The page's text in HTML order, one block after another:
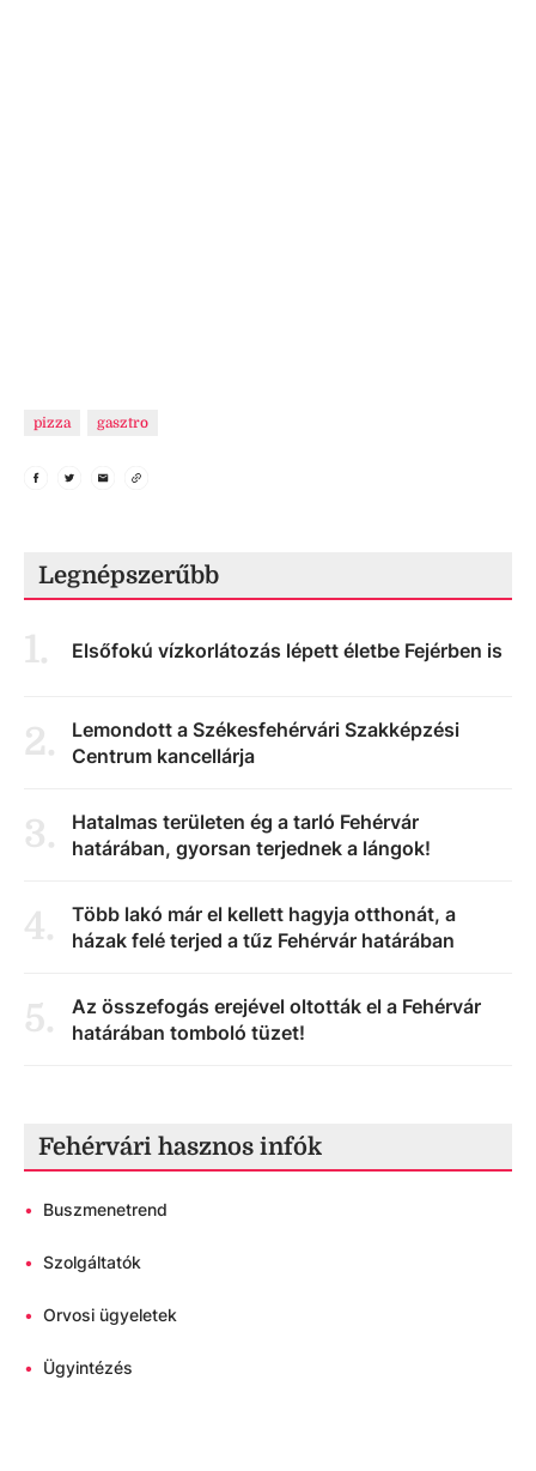
pizza gasztro
Legnépszerűbb
1. Elsőfokú vízkorlátozás lépett életbe Fejérben is
2.
Lemondott a Székesfehérvári Szakképzési
Centrum kancellárja
3.
Hatalmas területen ég a tarló Fehérvár
határában, gyorsan terjednek a lángok!
4.
Több lakó már el kellett hagyja otthonát, a
házak felé terjed a tűz Fehérvár határában
5.
Az összefogás erejével oltották el a Fehérvár
határában tomboló tüzet!
Fehérvári hasznos infók
• Buszmenetrend
• Szolgáltatók
• Orvosi ügyeletek
• Ügyintézés